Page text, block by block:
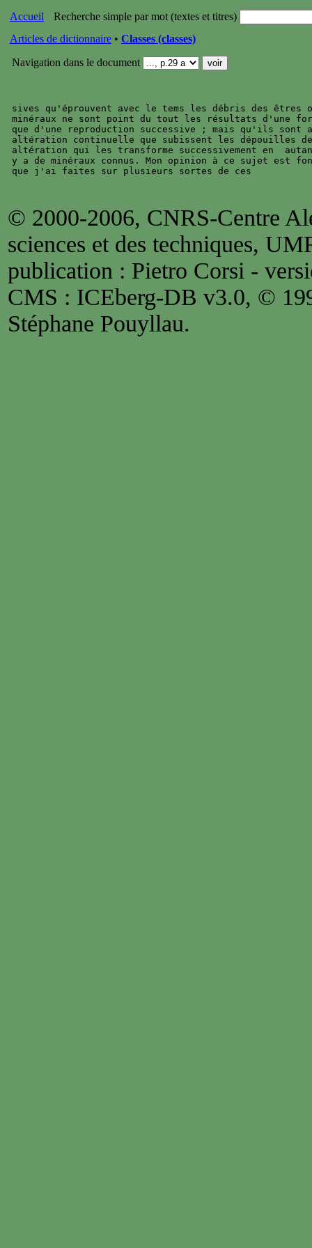
Accueil
Recherche simple par mot (textes et titres)
Articles de dictionnaire • Classes (classes)
Navigation dans le document
sives qu'éprouvent avec le tems les débris des êtres
minéraux ne sont point du tout les résultats d'une
que d'une reproduction successive ; mais qu'ils sont
altération continuelle que subissent les dépouilles
altération qui les transforme successivement en
y a de minéraux connus. Mon opinion à ce sujet est
© 2000-2006, CNRS-Centre
sciences et des techniques,
publication : Pietro Corsi -
CMS : ICEberg-DB v3.0, ©
Stéphane Pouyllau.